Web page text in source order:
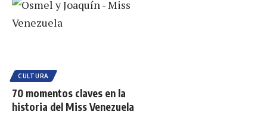
CULTURA
70 momentos claves en la
historia del Miss Venezuela